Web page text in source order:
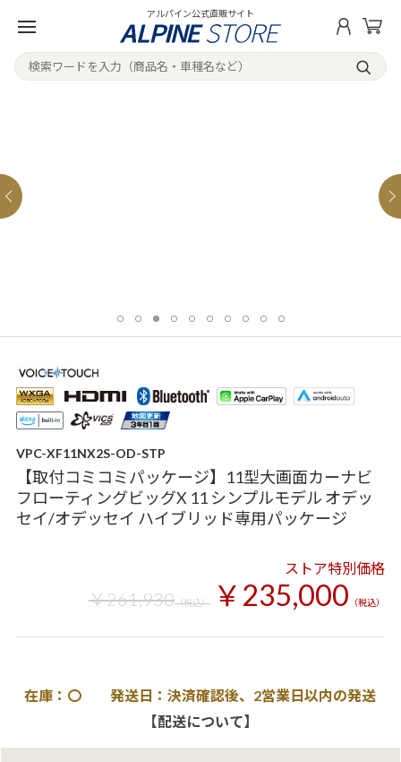
アルパイン公式直販サイト
VPC-XF11NX2S-OD-STP
【取付コミコミパッケージ】11型大画面カーナビ
フローティングビッグX 11 シンプルモデル オデッ
セイ/オデッセイ ハイブリッド専用パッケージ
ストア特別価格
￥261,930（税込） ￥235,000 （税込）
在庫：〇 発送日：決済確認後、2営業日以内の発送
【配送について】